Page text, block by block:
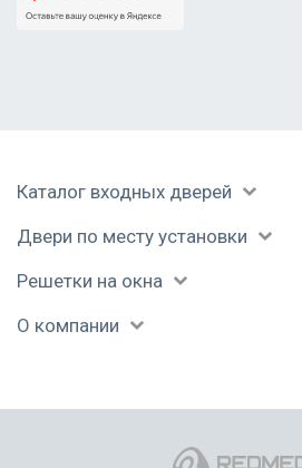
Каталог входных дверей
Двери по месту установки
Решетки на окна
О компании